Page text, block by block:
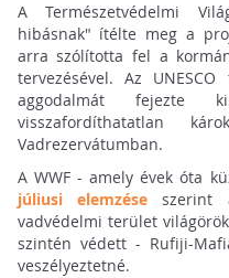
A Természetvédelmi
hibásnak" ítélte meg a
arra szólította fel a
tervezésével. Az
aggodalmát fejezte
visszafordíthatatlan
Vadrezervátumban.
A WWF - amely évek óta
júliusi elemzése szerint
vadvédelmi terület
szintén védett - Rufiji-
veszélyeztetné.